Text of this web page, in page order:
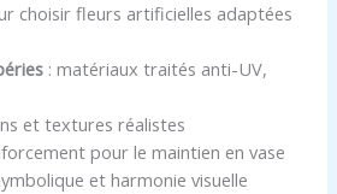
choisir fleurs artificielles adaptées
: matériaux traités anti-UV,
et textures réalistes
pour le maintien en vase
et harmonie visuelle